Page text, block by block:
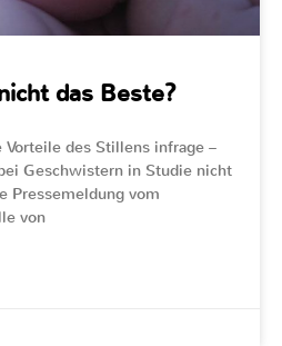
das Beste?
des Stillens infrage –
Geschwistern in Studie nicht
Pressemeldung vom
von